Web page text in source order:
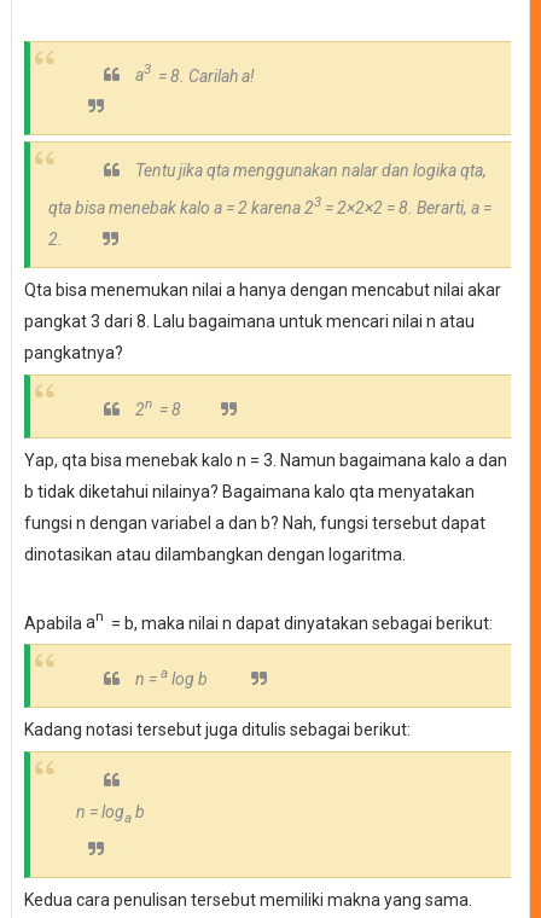
a3 = 8. Carilah a!
Tentu jika qta menggunakan nalar dan logika qta,
qta bisa menebak kalo a = 2 karena23= 2×2×2 = 8. Berarti, a =
2.
Qta bisa menemukan nilai a hanya dengan mencabut nilai akar
pangkat 3 dari 8. Lalu bagaimana untuk mencari nilai n atau
pangkatnya?
2n = 8
Yap, qta bisa menebak kalo n = 3. Namun bagaimana kalo a dan
b tidak diketahui nilainya? Bagaimana kalo qta menyatakan
fungsi n dengan variabel a dan b? Nah, fungsi tersebut dapat
dinotasikan atau dilambangkan dengan logaritma.
Apabila an = b, maka nilai n dapat dinyatakan sebagai berikut:
n = a log b
Kadang notasi tersebut juga ditulis sebagai berikut:
n = loga b
Kedua cara penulisan tersebut memiliki makna yang sama.